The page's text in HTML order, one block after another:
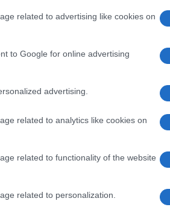
related to advertising like cookies on
to Google for online advertising
advertising.
related to analytics like cookies on
related to functionality of the website
related to personalization.
utilizzati in passato:
ulteriori
un requisito
altri dati
della privacy,